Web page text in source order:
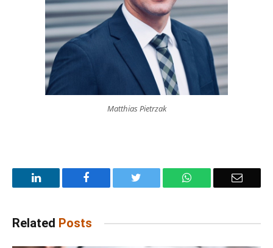
Matthias Pietrzak
LinkedIn Facebook WhatsApp Email
Related Posts